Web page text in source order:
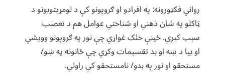
رواني فکټورونه: په افرادو او ګروپونو کې د لومړیتوبونو د
ټاکلو په شان ذهني او شناختي عوامل هم د تعصب
سبب کیږي. ځینې خلک غواړي چې نور په ګروپونو وویشي
او بیا د ښه او بد تقسیمات وکړي چې ځانونه په ښو/
مستحقو او نور په بدو/ نامستحقو کې راولي.